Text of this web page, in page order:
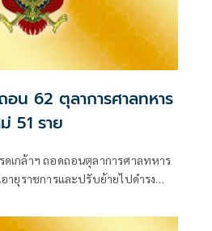
อน 62 ตุลาการศาลทหาร
51 ราย
ดเกล้าฯ ถอดถอนตุลาการศาลทหาร
ายุราชการและปรับย้ายไปดำรง